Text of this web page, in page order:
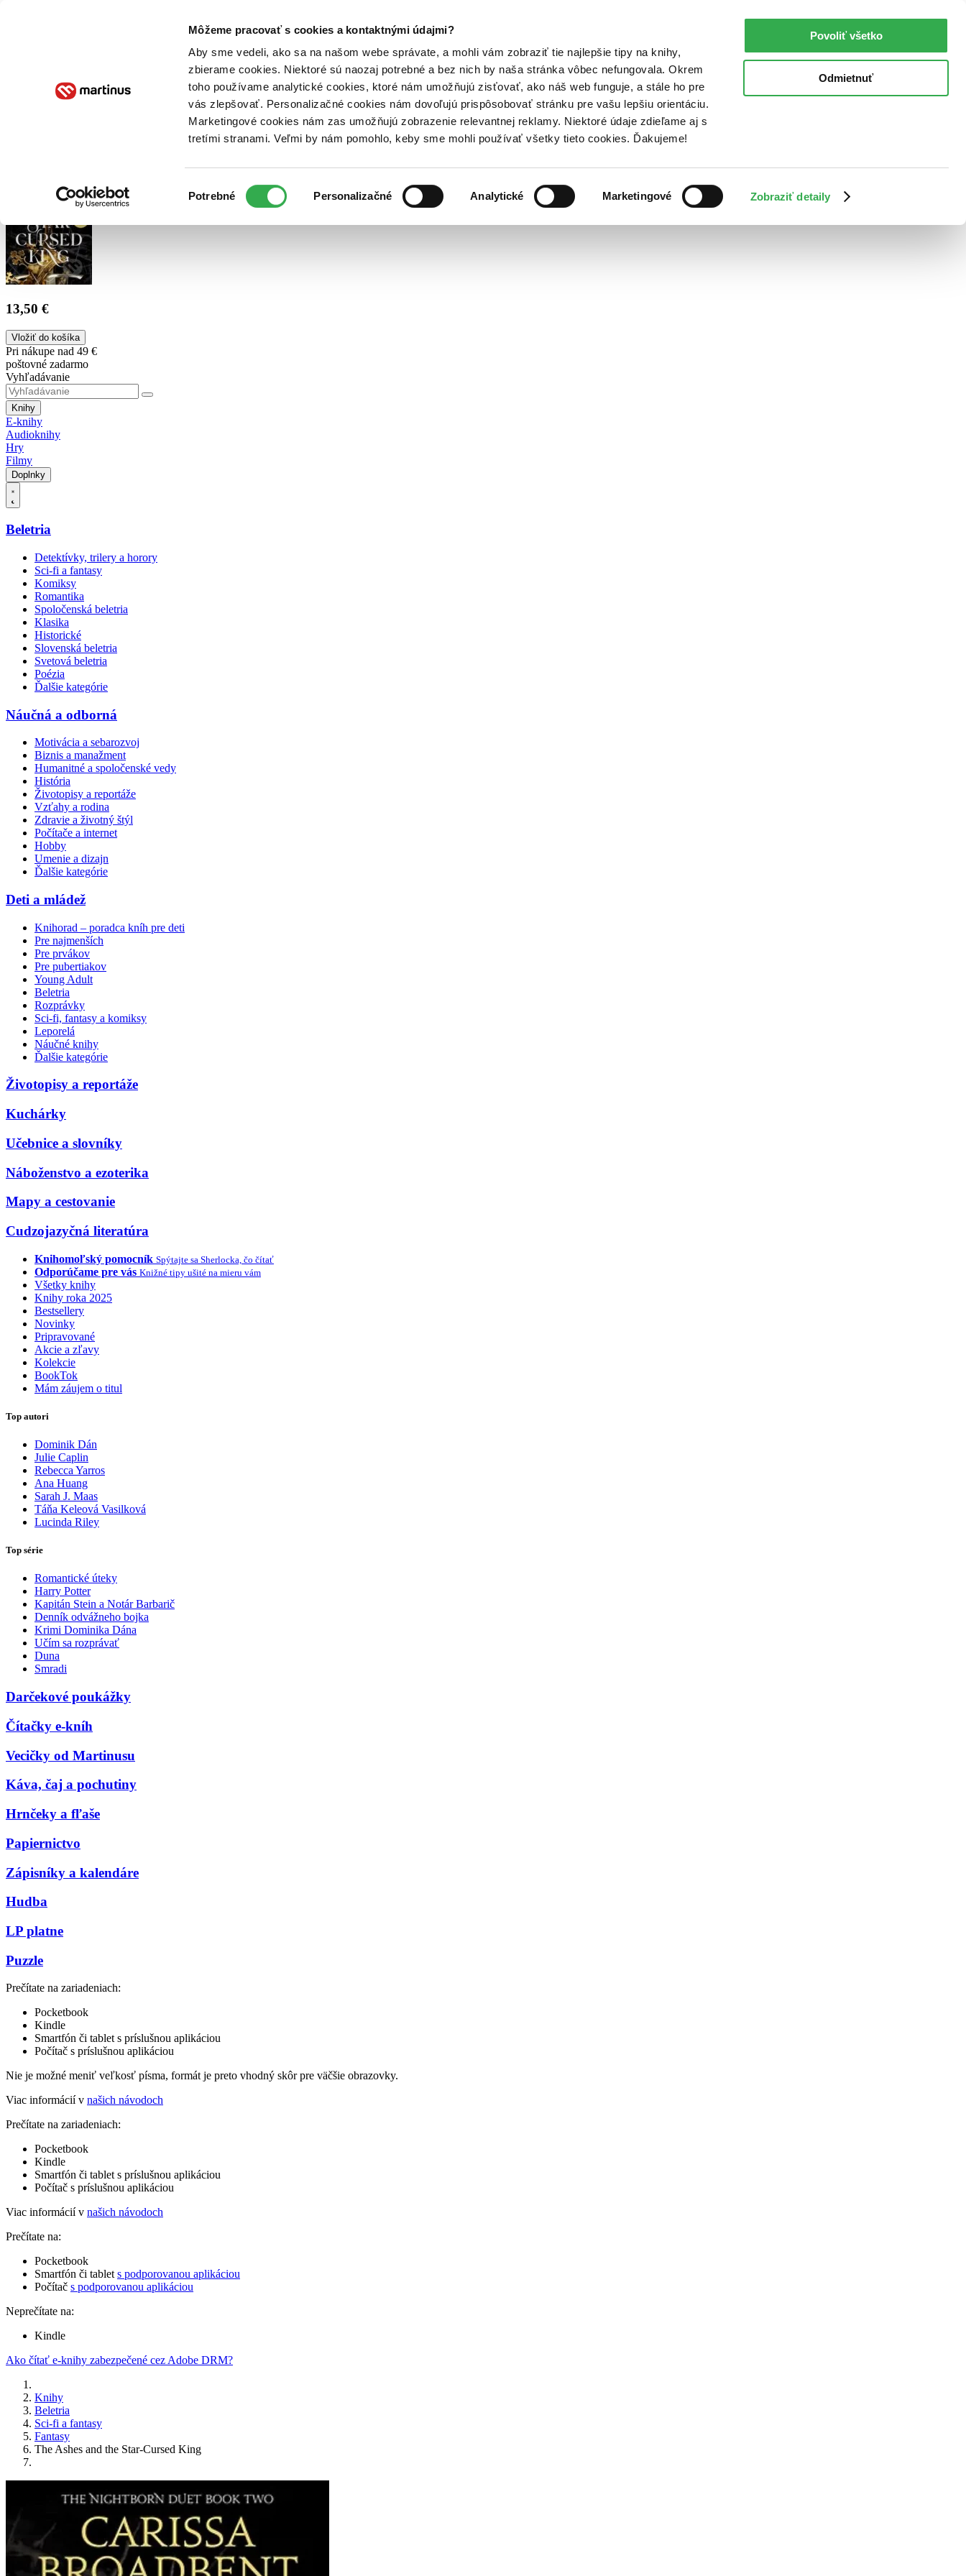
Môžeme pracovať s cookies a kontaktnými údajmi?
Aby sme vedeli, ako sa na našom webe správate, a mohli vám zobraziť tie najlepšie tipy na knihy,
zbierame cookies. Niektoré sú naozaj potrebné a bez nich by naša stránka vôbec nefungovala. Okrem
toho používame analytické cookies, ktoré nám umožňujú zisťovať, ako náš web funguje, a stále ho pre
vás zlepšovať. Personalizačné cookies nám dovoľujú prispôsobovať stránku pre vašu lepšiu orientáciu.
Marketingové cookies nám zas umožňujú zobrazenie relevantnej reklamy. Niektoré údaje zdieľame aj s
tretími stranami. Veľmi by nám pomohlo, keby sme mohli používať všetky tieto cookies. Ďakujeme!
súhlasu
Potrebné Personalizačné Analytické Marketingové Zobraziť detaily
Povoliť všetko
Odmietnuť
Poukážky Kontakt
13,50 €
Vložiť do košíka
Pri nákupe nad 49 €
poštovné zadarmo
Vyhľadávanie
Knihy
E-knihy
Audioknihy
Hry
Filmy
Doplnky
Beletria
Detektívky, trilery a horory
Sci-fi a fantasy
Komiksy
Romantika
Spoločenská beletria
Klasika
Historické
Slovenská beletria
Svetová beletria
Poézia
Ďalšie kategórie
Náučná a odborná
Motivácia a sebarozvoj
Biznis a manažment
Humanitné a spoločenské vedy
História
Životopisy a reportáže
Vzťahy a rodina
Zdravie a životný štýl
Počítače a internet
Hobby
Umenie a dizajn
Ďalšie kategórie
Deti a mládež
Knihorad – poradca kníh pre deti
Pre najmenších
Pre prvákov
Pre pubertiakov
Young Adult
Beletria
Rozprávky
Sci-fi, fantasy a komiksy
Leporelá
Náučné knihy
Ďalšie kategórie
Životopisy a reportáže
Kuchárky
Učebnice a slovníky
Náboženstvo a ezoterika
Mapy a cestovanie
Cudzojazyčná literatúra
Knihomoľský pomocník Spýtajte sa Sherlocka, čo čítať
Odporúčame pre vás Knižné tipy ušité na mieru vám
Všetky knihy
Knihy roka 2025
Bestsellery
Novinky
Pripravované
Akcie a zľavy
Kolekcie
BookTok
Mám záujem o titul
Top autori
Dominik Dán
Julie Caplin
Rebecca Yarros
Ana Huang
Sarah J. Maas
Táňa Keleová Vasilková
Lucinda Riley
Top série
Romantické úteky
Harry Potter
Kapitán Stein a Notár Barbarič
Denník odvážneho bojka
Krimi Dominika Dána
Učím sa rozprávať
Duna
Smradi
Darčekové poukážky
Čítačky e-kníh
Vecičky od Martinusu
Káva, čaj a pochutiny
Hrnčeky a fľaše
Papiernictvo
Zápisníky a kalendáre
Hudba
LP platne
Puzzle
Prečítate na zariadeniach:
Pocketbook
Kindle
Smartfón či tablet s príslušnou aplikáciou
Počítač s príslušnou aplikáciou
Nie je možné meniť veľkosť písma, formát je preto vhodný skôr pre väčšie obrazovky.
Viac informácií v našich návodoch
Prečítate na zariadeniach:
Pocketbook
Kindle
Smartfón či tablet s príslušnou aplikáciou
Počítač s príslušnou aplikáciou
Viac informácií v našich návodoch
Prečítate na:
Pocketbook
Smartfón či tablet s podporovanou aplikáciou
Počítač s podporovanou aplikáciou
Neprečítate na:
Kindle
Ako čítať e-knihy zabezpečené cez Adobe DRM?
Knihy
Beletria
Sci-fi a fantasy
Fantasy
The Ashes and the Star-Cursed King